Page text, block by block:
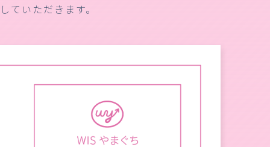
いただきます。